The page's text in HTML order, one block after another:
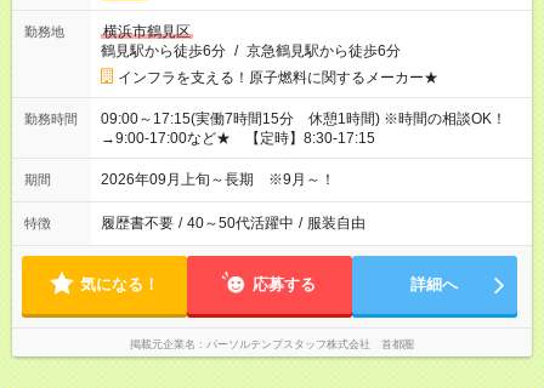
勤務地
横浜市鶴見区
鶴見駅から徒歩6分 / 京急鶴見駅から徒歩6分
インフラを支える！原子燃料に関するメーカー★
勤務時間
09:00～17:15(実働7時間15分 休憩1時間) ※時間の相談OK！
→9:00-17:00など★ 【定時】8:30-17:15
期間 2026年09月上旬～長期 ※9月～！
特徴 履歴書不要 / 40～50代活躍中 / 服装自由
気になる！ 応募する 詳細へ
掲載元企業名 パーソルテンプスタッフ株式会社 首都圏